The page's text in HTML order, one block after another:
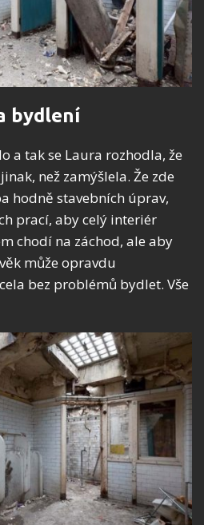
bydlení
a tak se Laura rozhodla, že
než zamýšlela. Že zde
hodně stavebních úprav,
prací, aby celý interiér
chodí na záchod, ale aby
může opravdu
bez problémů bydlet. Vše